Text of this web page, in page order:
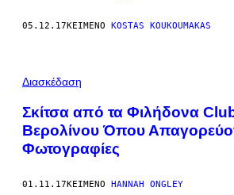
05.12.17ΚΕΊΜΕΝΟ KOSTAS KOUKOUMAKAS
Διασκέδαση
Σκίτσα από τα Φιλήδονα
Βερολίνου Όπου
Φωτογραφίες
01.11.17ΚΕΊΜΕΝΟ HANNAH ONGLEY